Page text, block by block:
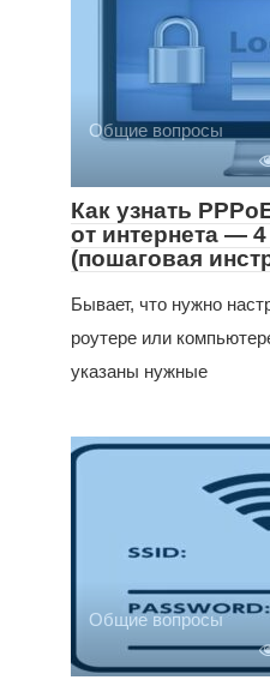
Общие вопросы
Как узнать
от интернета —
(пошаговая
Бывает, что нужно
роутере или
указаны нужные
Общие вопросы